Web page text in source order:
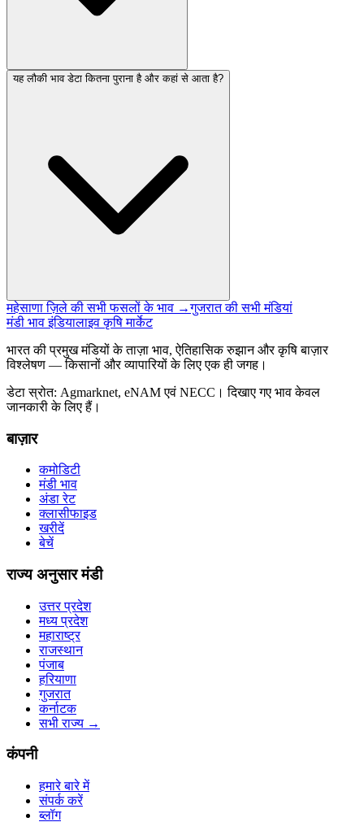
यह लौकी भाव डेटा कितना पुराना है और कहां से आता है?
महेसाणा ज़िले की सभी फसलों के भाव →गुजरात की सभी मंडियां
मंडी भाव इंडियालाइव कृषि मार्केट
भारत की प्रमुख मंडियों के ताज़ा भाव, ऐतिहासिक रुझान और कृषि बाज़ार
विश्लेषण — किसानों और व्यापारियों के लिए एक ही जगह।
डेटा स्रोत: Agmarknet, eNAM एवं NECC। दिखाए गए भाव केवल
जानकारी के लिए हैं।
बाज़ार
कमोडिटी
मंडी भाव
अंडा रेट
क्लासीफाइड
खरीदें
बेचें
राज्य अनुसार मंडी
उत्तर प्रदेश
मध्य प्रदेश
महाराष्ट्र
राजस्थान
पंजाब
हरियाणा
गुजरात
कर्नाटक
सभी राज्य →
कंपनी
हमारे बारे में
संपर्क करें
ब्लॉग